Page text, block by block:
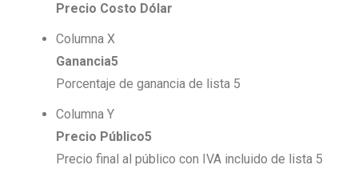
Precio Costo Dólar
Columna X
Ganancia5
Porcentaje de ganancia de lista 5
Columna Y
Precio Público5
Precio final al público con IVA incluido de lista 5